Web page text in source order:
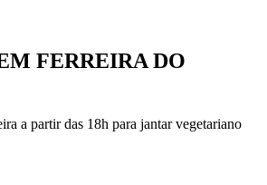
FERREIRA DO
a partir das 18h para jantar vegetariano